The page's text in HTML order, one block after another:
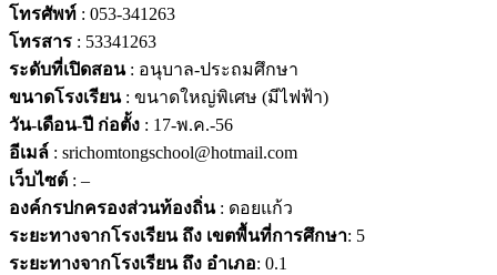
โทรศัพท์ : 053-341263
โทรสาร : 53341263
ระดับที่เปิดสอน: อนุบาล-ประถมศึกษา
ขนาดโรงเรียน: ขนาดใหญ่พิเศษ (มีไฟฟ้า)
วัน-เดือน-ปี ก่อตั้ง : 17-พ.ค.-56
อีเมล์ : srichomtongschool@hotmail.com
เว็บไซต์ : –
องค์กรปกครองส่วนท้องถิ่น: ดอยแก้ว
ระยะทางจากโรงเรียน ถึง เขตพื้นที่การศึกษา: 5
ระยะทางจากโรงเรียน ถึง อำเภอ: 0.1